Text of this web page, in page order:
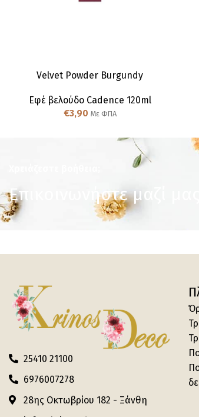
Velvet Powder Burgundy
Εφέ βελούδο Cadence 120ml
€3,90 Με ΦΠΑ
Επικοινωνήστε μαζί μας
25410 21100
6976007278
28ης Οκτωβρίου 182 - Ξάνθη